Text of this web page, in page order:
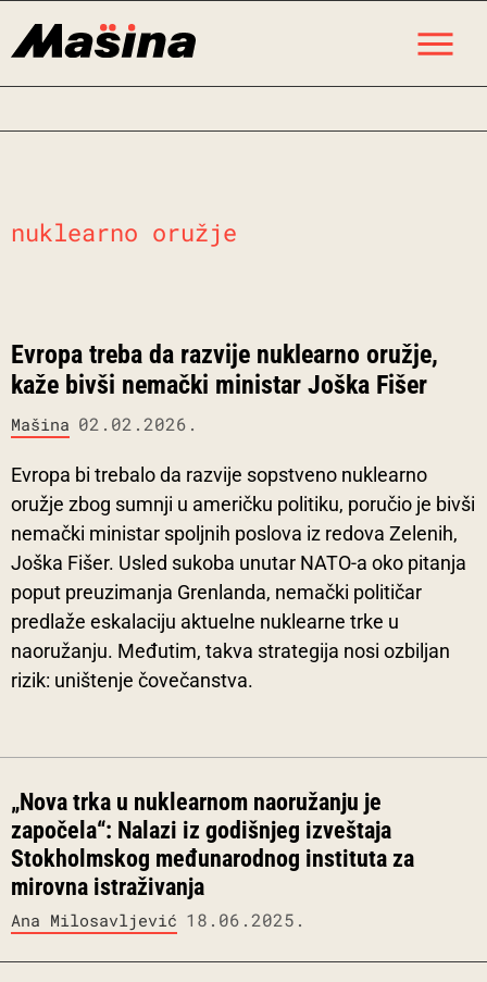
nuklearno oružje
Evropa treba da razvije nuklearno oružje,
kaže bivši nemački ministar Joška Fišer
Mašina 02.02.2026.
Evropa bi trebalo da razvije sopstveno nuklearno
oružje zbog sumnji u američku politiku, poručio je bivši
nemački ministar spoljnih poslova iz redova Zelenih,
Joška Fišer. Usled sukoba unutar NATO-a oko pitanja
poput preuzimanja Grenlanda, nemački političar
predlaže eskalaciju aktuelne nuklearne trke u
naoružanju. Međutim, takva strategija nosi ozbiljan
rizik: uništenje čovečanstva.
„Nova trka u nuklearnom naoružanju je
započela“: Nalazi iz godišnjeg izveštaja
Stokholmskog međunarodnog instituta za
mirovna istraživanja
Ana Milosavljević 18.06.2025.